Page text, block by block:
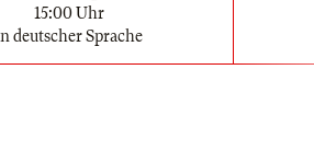
15:00 Uhr
deutscher Sprache